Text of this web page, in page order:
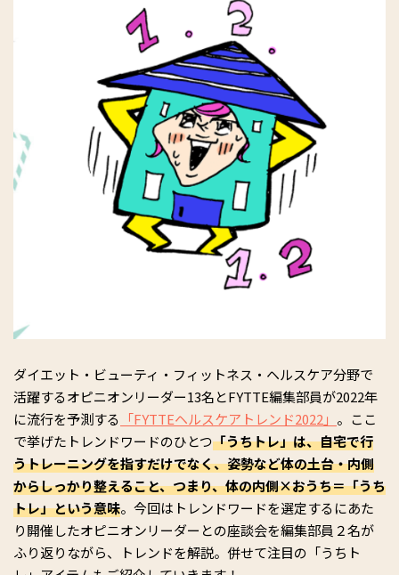
ダイエット・ビューティ・フィットネス・ヘルスケア分野で
活躍するオピニオンリーダー13名とFYTTE編集部員が2022年
に流行を予測する 「FYTTEヘルスケアトレンド2022」 。ここ
で挙げたトレンドワードのひとつ「うちトレ」は、自宅で行
うトレーニングを指すだけでなく、姿勢など体の土台・内側
からしっかり整えること、つまり、体の内側×おうち＝「うち
トレ」という意味。今回はトレンドワードを選定するにあた
り開催したオピニオンリーダーとの座談会を編集部員２名が
ふり返りながら、トレンドを解説。併せて注目の「うちト